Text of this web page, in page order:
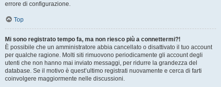
errore di configurazione.
Top
Mi sono registrato tempo fa, ma non riesco più a connettermi?!
È possibile che un amministratore abbia cancellato o disattivato il tuo account
per qualche ragione. Molti siti rimuovono periodicamente gli account degli
utenti che non hanno mai inviato messaggi, per ridurre la grandezza del
database. Se il motivo è quest’ultimo registrati nuovamente e cerca di farti
coinvolgere maggiormente nelle discussioni.